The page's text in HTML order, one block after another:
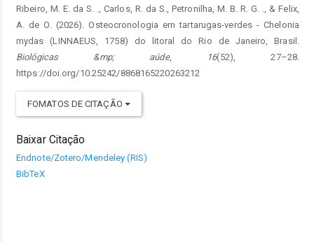
Ribeiro, M. E. da S. ., Carlos, R. da S., Petronilha, M. B. R. G. ., & Felix,
A. de O. (2026). Osteocronologia em tartarugas-verdes - Chelonia
mydas (LINNAEUS, 1758) do litoral do Rio de Janeiro, Brasil.
Biológicas &mp; aúde, 16(52), 27–28.
https://doi.org/10.25242/8868165220263212
FOMATOS DE CITAÇÃO
Baixar Citação
Endnote/Zotero/Mendeley (RIS)
BibTeX